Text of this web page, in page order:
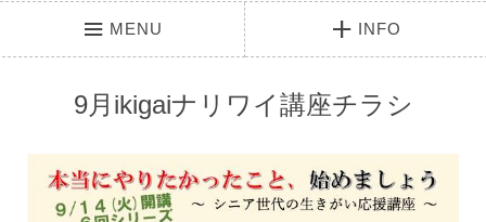
MENU INFO
9月ikigaiナリワイ講座チラシ